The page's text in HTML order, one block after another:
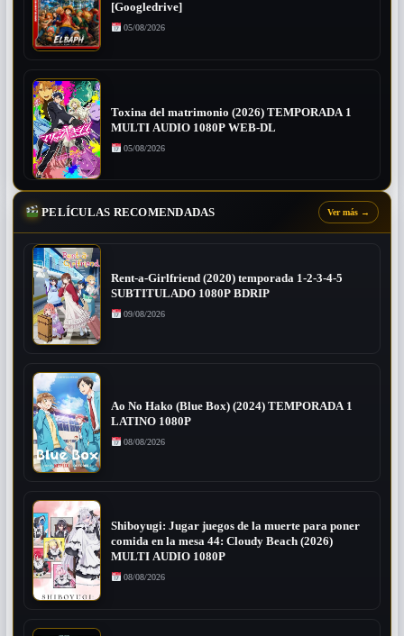
[Googledrive]
05/08/2026
Toxina del matrimonio (2026) TEMPORADA 1
MULTI AUDIO 1080P WEB-DL
05/08/2026
PELÍCULAS RECOMENDADAS Ver más →
Rent-a-Girlfriend (2020) temporada 1-2-3-4-5
SUBTITULADO 1080P BDRIP
09/08/2026
Ao No Hako (Blue Box) (2024) TEMPORADA 1
LATINO 1080P
08/08/2026
Shiboyugi: Jugar juegos de la muerte para poner
comida en la mesa 44: Cloudy Beach (2026)
MULTI AUDIO 1080P
08/08/2026